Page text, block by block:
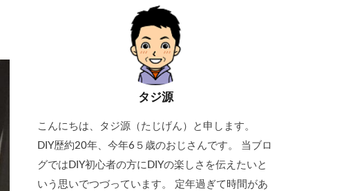
タジ源
こんにちは、タジ源（たじげん）と申します。
DIY歴約20年、今年6５歳のおじさんです。 当ブロ
グではDIY初心者の方にDIYの楽しさを伝えたいと
いう思いでつづっています。 定年過ぎて時間があ